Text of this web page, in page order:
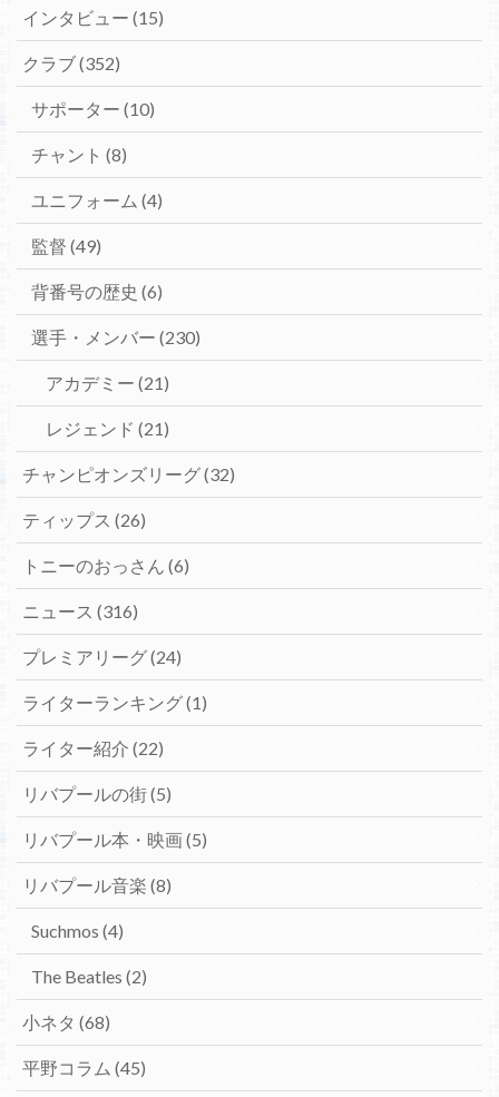
インタビュー (15)
クラブ(352)
サポーター (10)
チャント (8)
ユニフォーム (4)
監督 (49)
背番号の歴史 (6)
選手・メンバー (230)
アカデミー (21)
レジェンド (21)
チャンピオンズリーグ(32)
ティップス (26)
トニーのおっさん (6)
ニュース (316)
プレミアリーグ(24)
ライターランキング(1)
ライター紹介 (22)
リバプールの街(5)
リバプール本・映画(5)
リバプール音楽 (8)
Suchmos (4)
The Beatles (2)
小ネタ (68)
平野コラム (45)